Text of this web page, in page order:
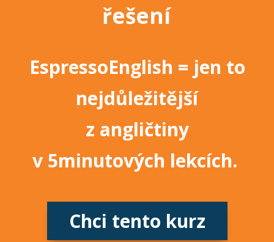
řešení
EspressoEnglish = jen to
nejdůležitější
z angličtiny
v 5minutových lekcích.
Chci tento kurz